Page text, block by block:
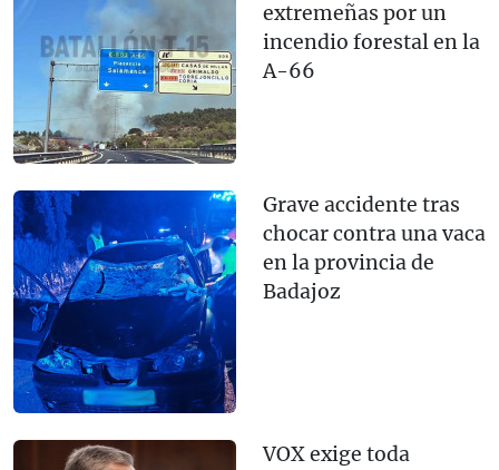
extremeñas por un
incendio forestal en la
A-66
Grave accidente tras
chocar contra una vaca
en la provincia de
Badajoz
VOX exige toda